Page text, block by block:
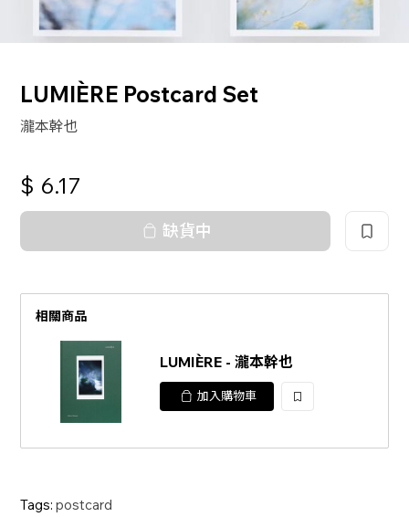
LUMIÈRE Postcard Set
瀧本幹也
$ 6.17
缺貨中
相關商品
LUMIÈRE - 瀧本幹也
加入購物車
加
Tags: postcard